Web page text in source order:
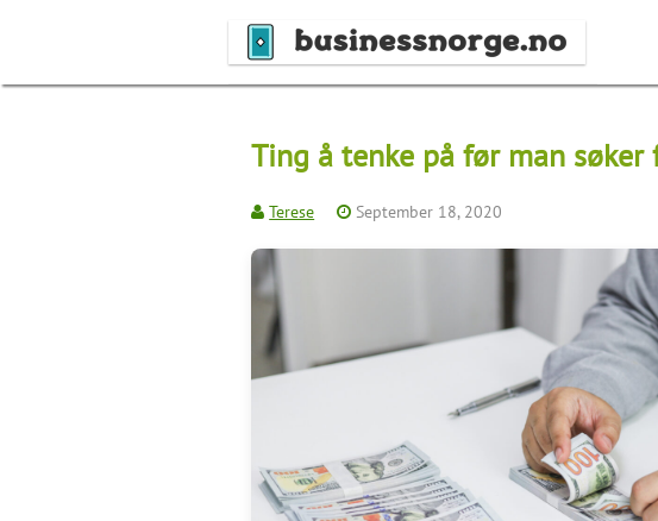
Ting å tenke på før man søker
Terese September 18, 2020